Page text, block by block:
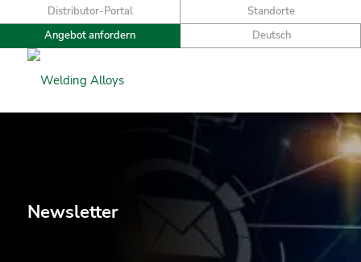
Distributor-Portal
Standorte
Angebot anfordern
Deutsch
Newsletter